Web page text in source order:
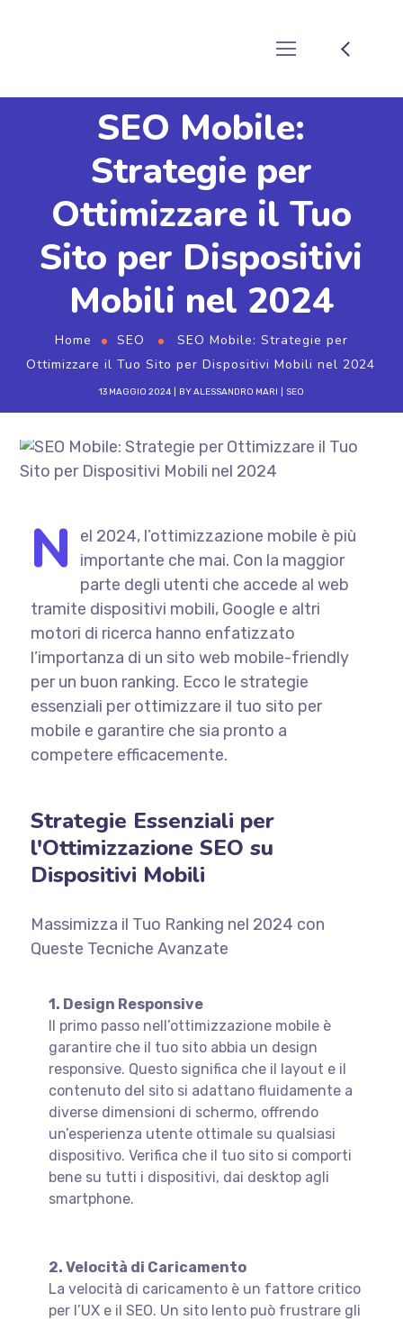
SEO Mobile:
Strategie per
Ottimizzare il Tuo
Sito per Dispositivi
Mobili nel 2024
Home SEO
SEO Mobile: Strategie per
Ottimizzare il Tuo Sito per Dispositivi Mobili nel 2024
13 MAGGIO 2024 BYALESSANDRO MARI SEO
N
el 2024, l’ottimizzazione mobile è più
importante che mai. Con la maggior
parte degli utenti che accede al web
tramite dispositivi mobili, Google e altri
motori di ricerca hanno enfatizzato
l’importanza di un sito web mobile-friendly
per un buon ranking. Ecco le strategie
essenziali per ottimizzare il tuo sito per
mobile e garantire che sia pronto a
competere efficacemente.
Strategie Essenziali per
l'Ottimizzazione SEO su
Dispositivi Mobili
Massimizza il Tuo Ranking nel 2024 con
Queste Tecniche Avanzate
1. Design Responsive
Il primo passo nell’ottimizzazione mobile è
garantire che il tuo sito abbia un design
responsive. Questo significa che il layout e il
contenuto del sito si adattano fluidamente a
diverse dimensioni di schermo, offrendo
un’esperienza utente ottimale su qualsiasi
dispositivo. Verifica che il tuo sito si comporti
bene su tutti i dispositivi, dai desktop agli
smartphone.
2. Velocità di Caricamento
La velocità di caricamento è un fattore critico
per l’UX e il SEO. Un sito lento può frustrare gli